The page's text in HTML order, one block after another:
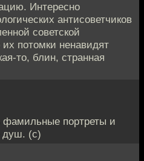
Интересно
антисоветчиков
советской
потомки ненавидят
то, блин, странная
фамильные портреты и
душ. (с)